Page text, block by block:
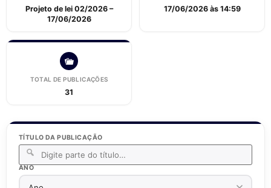
Projeto de lei 02/2026 –
17/06/2026
17/06/2026 às 14:59
TOTAL DE PUBLICAÇÕES
31
TÍTULO DA PUBLICAÇÃO
ANO